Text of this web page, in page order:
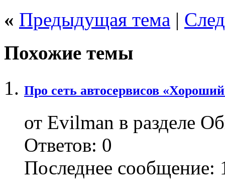
« Предыдущая тема |
Похожие темы
Про сеть автосервисов
от Evilman в разделе
Ответов: 0
Последнее сообщение: